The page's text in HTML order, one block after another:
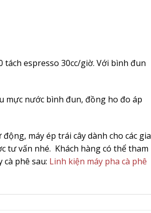
tách espresso 30cc/giờ. Với bình đun
mực nước bình đun, đồng ho đo áp
máy ép trái cây dành cho các gia
tư vấn nhé. Khách hàng có thể tham
phê sau: Linh kiện máy pha cà phê